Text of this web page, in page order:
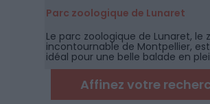
gratuitement à tous et toute
quelques kilomètres de Montpellier.
Parc zoologique de Lunaret
Le parc zoologique de Lunaret, le
incontournable de Montpellier,
idéal pour une belle balade en
garrigue à la découverte des
cinq continents.
Affinez votre